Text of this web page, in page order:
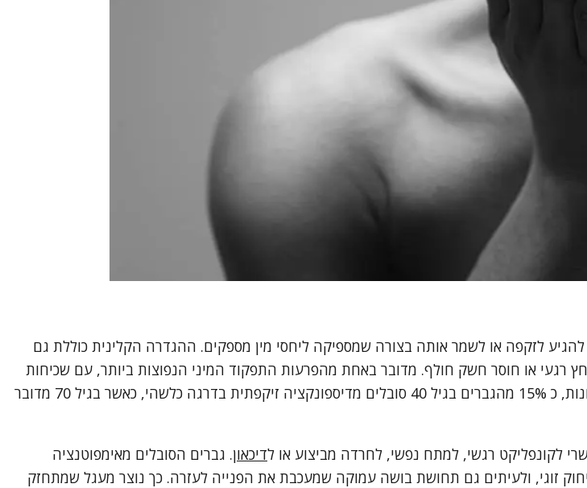
לזקפה או לשמר אותה בצורה שמספיקה ליחסי מין מספקים. ההגדרה הקלינית כוללת גם
רגעי או חוסר חשק חולף. מדובר באחת מהפרעות התפקוד המיני הנפוצות ביותר, עם שכיחות
שהולכת ועולה עם הגיל אך קיימת גם בגילאים צעירים. לפי מחקרים מהשנים האחרונות, כ 15% מהגברים בגיל 40 סובלים מדיספונקציה זיקפתית בדרגה כלשהי, כאשר בגיל 70 מדובר
לקונפליקט רגשי, למתח נפשי, לחרדה מביצוע או לדיכאון. גברים הסובלים מאימפוטנציה
זוגי, ולעיתים גם תחושת בושה עמוקה שמעכבת את הפנייה לעזרה. כך נוצר מעגל שמתחזק